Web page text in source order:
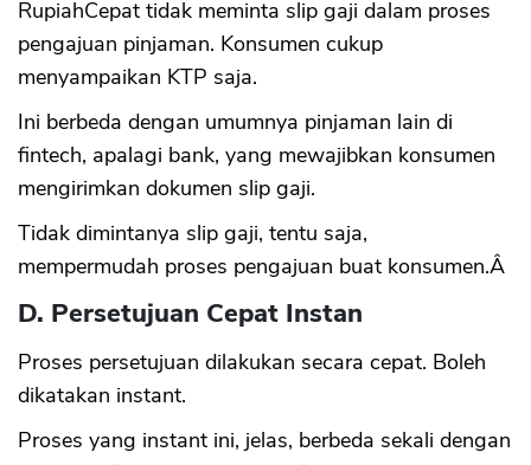
RupiahCepat tidak meminta slip gaji dalam proses
pengajuan pinjaman. Konsumen cukup
menyampaikan KTP saja.
Ini berbeda dengan umumnya pinjaman lain di
fintech, apalagi bank, yang mewajibkan konsumen
mengirimkan dokumen slip gaji.
Tidak dimintanya slip gaji, tentu saja,
mempermudah proses pengajuan buat konsumen.Â
D. Persetujuan Cepat Instan
Proses persetujuan dilakukan secara cepat. Boleh
dikatakan instant.
Proses yang instant ini, jelas, berbeda sekali dengan